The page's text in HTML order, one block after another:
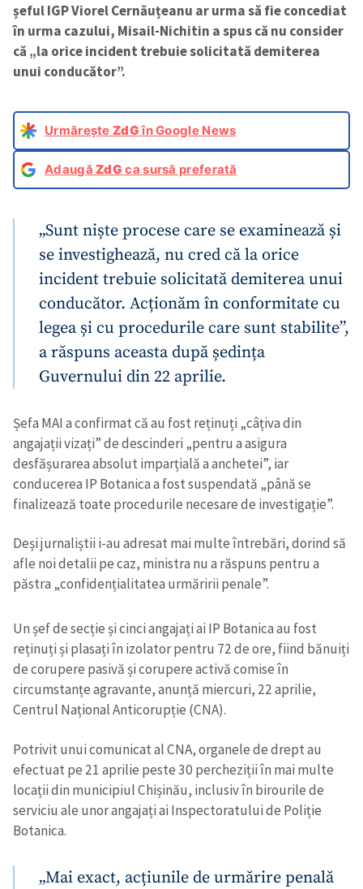
șeful IGP Viorel Cernăuțeanu ar urma să fie concediat
în urma cazului, Misail-Nichitin a spus că nu consider
că „la orice incident trebuie solicitată demiterea
unui conducător”.
Urmărește ZdGîn Google News
AdaugăZdG ca sursă preferată
„Sunt niște procese care se examinează și
se investighează, nu cred că la orice
incident trebuie solicitată demiterea unui
conducător. Acționăm în conformitate cu
legea și cu procedurile care sunt stabilite”,
a răspuns aceasta după ședința
Guvernului din 22 aprilie.
Șefa MAI a confirmat că au fost reținuți „câțiva din
angajații vizați” de descinderi „pentru a asigura
desfășurarea absolut imparțială a anchetei”, iar
conducerea IP Botanica a fost suspendată „până se
finalizează toate procedurile necesare de investigație”.
Deși jurnaliștii i-au adresat mai multe întrebări, dorind să
afle noi detalii pe caz, ministra nu a răspuns pentru a
păstra „confidențialitatea urmăririi penale”.
Un șef de secție și cinci angajați ai IP Botanica au fost
reținuți și plasați în izolator pentru 72 de ore, fiind bănuiți
de corupere pasivă și corupere activă comise în
circumstanțe agravante, anunță miercuri, 22 aprilie,
Centrul Național Anticorupție (CNA).
Potrivit unui comunicat al CNA, organele de drept au
efectuat pe 21 aprilie peste 30 percheziții în mai multe
locații din municipiul Chișinău, inclusiv în birourile de
serviciu ale unor angajați ai Inspectoratului de Poliție
Botanica.
„Mai exact, acțiunile de urmărire penală